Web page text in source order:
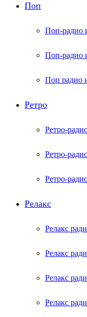
Поп
Поп-радио
Поп-радио
Поп радио
Ретро
Ретро-
Ретро-
Ретро-
Релакс
Релакс
Релакс
Релакс
Релакс